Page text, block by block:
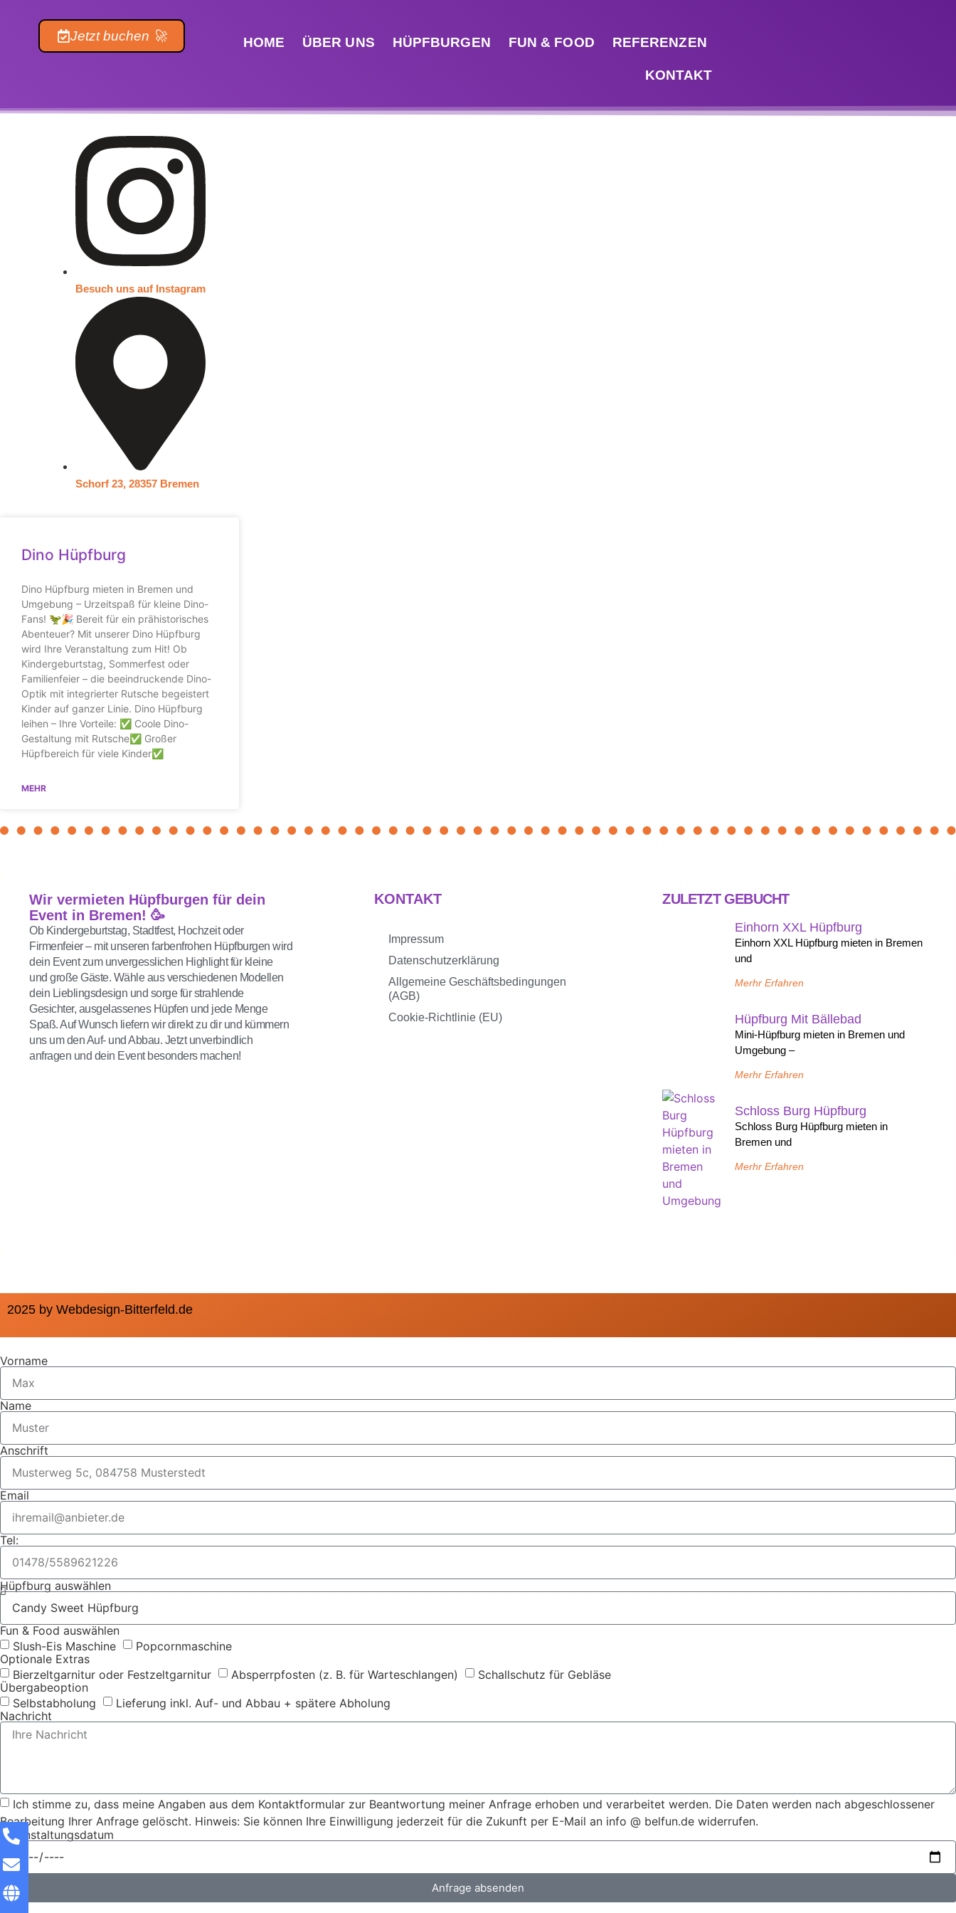
springen
Jetzt buchen 🚀 HOME ÜBER UNS HÜPFBURGEN FUN & FOOD REFERENZEN
KONTAKT
Besuch uns auf Instagram
Schorf 23, 28357 Bremen
Dino Hüpfburg
Dino Hüpfburg mieten in Bremen und
Umgebung – Urzeitspaß für kleine Dino-
Fans! 🦖🎉 Bereit für ein prähistorisches
Abenteuer? Mit unserer Dino Hüpfburg
wird Ihre Veranstaltung zum Hit! Ob
Kindergeburtstag, Sommerfest oder
Familienfeier – die beeindruckende Dino-
Optik mit integrierter Rutsche begeistert
Kinder auf ganzer Linie. Dino Hüpfburg
leihen – Ihre Vorteile: ✅ Coole Dino-
Gestaltung mit Rutsche✅ Großer
Hüpfbereich für viele Kinder✅
MEHR
Wir vermieten Hüpfburgen für dein
Event in Bremen! 🥳
Ob Kindergeburtstag, Stadtfest, Hochzeit oder
Firmenfeier – mit unseren farbenfrohen Hüpfburgen wird
dein Event zum unvergesslichen Highlight für kleine
und große Gäste. Wähle aus verschiedenen Modellen
dein Lieblingsdesign und sorge für strahlende
Gesichter, ausgelassenes Hüpfen und jede Menge
Spaß. Auf Wunsch liefern wir direkt zu dir und kümmern
uns um den Auf- und Abbau. Jetzt unverbindlich
anfragen und dein Event besonders machen!
KONTAKT
Impressum
Datenschutzerklärung
Allgemeine Geschäftsbedingungen
(AGB)
Cookie-Richtlinie (EU)
ZULETZT GEBUCHT
Einhorn XXL Hüpfburg
Einhorn XXL Hüpfburg mieten in Bremen
und
Merhr Erfahren
Hüpfburg Mit Bällebad
Mini-Hüpfburg mieten in Bremen und
Umgebung –
Merhr Erfahren
Schloss Burg Hüpfburg
Schloss Burg Hüpfburg mieten in
Bremen und
Merhr Erfahren
2025 by Webdesign-Bitterfeld.de
Vorname
Name
Anschrift
Email
Tel:
Hüpfburg auswählen
Fun & Food auswählen
Slush-Eis Maschine
Popcornmaschine
Optionale Extras
Bierzeltgarnitur oder Festzeltgarnitur
Absperrpfosten (z. B. für Warteschlangen)
Schallschutz für Gebläse
Übergabeoption
Selbstabholung
Lieferung inkl. Auf- und Abbau + spätere Abholung
Nachricht
Ich stimme zu, dass meine Angaben aus dem Kontaktformular zur Beantwortung meiner Anfrage erhoben und verarbeitet werden. Die Daten werden nach abgeschlossener
Bearbeitung Ihrer Anfrage gelöscht. Hinweis: Sie können Ihre Einwilligung jederzeit für die Zukunft per E-Mail an info @ belfun.de widerrufen.
Veranstaltungsdatum
Anfrage absenden